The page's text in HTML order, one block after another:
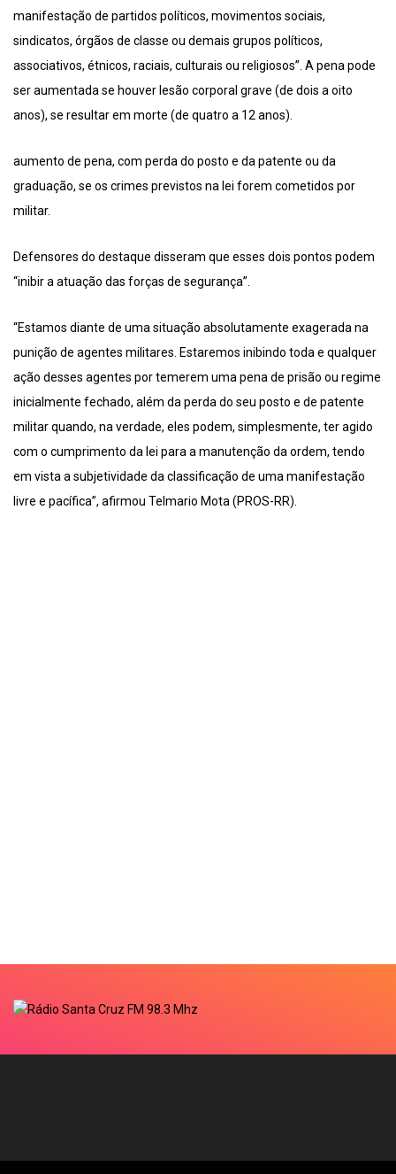
manifestação de partidos políticos, movimentos sociais,
sindicatos, órgãos de classe ou demais grupos políticos,
associativos, étnicos, raciais, culturais ou religiosos”. A pena pode
ser aumentada se houver lesão corporal grave (de dois a oito
anos), se resultar em morte (de quatro a 12 anos).
aumento de pena, com perda do posto e da patente ou da
graduação, se os crimes previstos na lei forem cometidos por
militar.
Defensores do destaque disseram que esses dois pontos podem
“inibir a atuação das forças de segurança”.
“Estamos diante de uma situação absolutamente exagerada na
punição de agentes militares. Estaremos inibindo toda e qualquer
ação desses agentes por temerem uma pena de prisão ou regime
inicialmente fechado, além da perda do seu posto e de patente
militar quando, na verdade, eles podem, simplesmente, ter agido
com o cumprimento da lei para a manutenção da ordem, tendo
em vista a subjetividade da classificação de uma manifestação
livre e pacífica”, afirmou Telmario Mota (PROS-RR).